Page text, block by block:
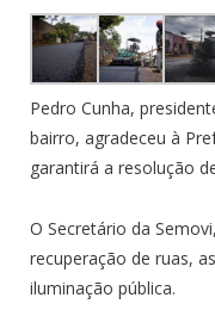
Pedro Cunha,
bairro, agradeceu à
garantirá a resolução
O Secretário da
recuperação de ruas,
iluminação pública.